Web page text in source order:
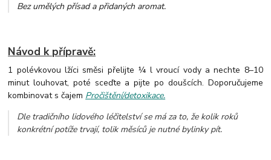
Bez umělých přísad a přidaných aromat.
Návod k přípravě:
1 polévkovou lžíci směsi přelijte ¼ l vroucí vody a nechte 8–10
minut louhovat, poté sceďte a pijte po doušcích. Doporučujeme
kombinovat s čajem Pročištění/detoxikace.
Dle tradičního lidového léčitelství se má za to, že kolik roků
konkrétní potíže trvají, tolik měsíců je nutné bylinky pít.